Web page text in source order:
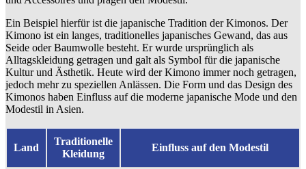
Ein Beispiel hierfür ist die japanische Tradition der Kimonos. Der
Kimono ist ein langes, traditionelles japanisches Gewand, das aus
Seide oder Baumwolle besteht. Er wurde ursprünglich als
Alltagskleidung getragen und galt als Symbol für die japanische
Kultur und Ästhetik. Heute wird der Kimono immer noch getragen,
jedoch mehr zu speziellen Anlässen. Die Form und das Design des
Kimonos haben Einfluss auf die moderne japanische Mode und den
Modestil in Asien.
Land
Traditionelle
Kleidung
Einfluss auf den Modestil